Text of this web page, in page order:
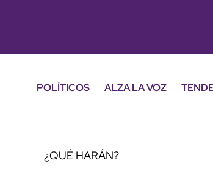
POLÍTICOS ALZA LA VOZ
¿QUÉ HARÁN?